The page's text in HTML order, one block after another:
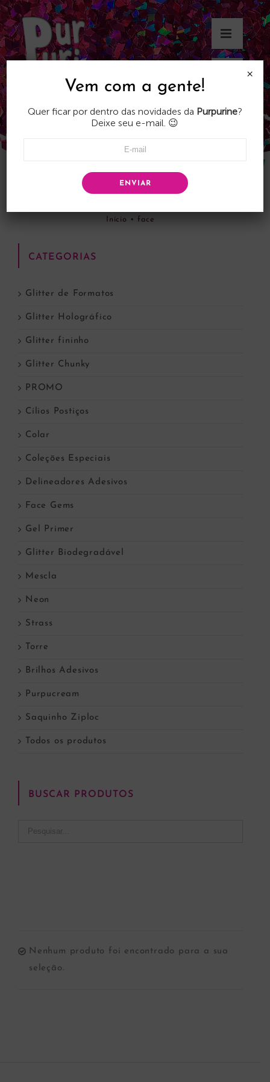
Skip
to
content
Início • face
Nenhum produto foi encontrado para a sua
seleção.
CATEGORIAS
Glitter de Formatos
Glitter Holográfico
Glitter fininho
Glitter Chunky
PROMO
Cílios Postiços
Colar
Coleções Especiais
Delineadores Adesivos
Face Gems
Gel Primer
Glitter Biodegradável
Mescla
Neon
Strass
Torre
Brilhos Adesivos
Purpucream
Saquinho Ziploc
Todos os produtos
BUSCAR PRODUTOS
Vem com a gente!
Quer ficar por dentro das novidades da Purpurine?
Deixe seu e-mail. 😉
ENVIAR
×